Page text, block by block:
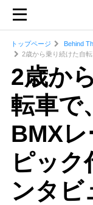
トップページ
Behind
2歳から乗り続けた自
2歳か
転車で
BMX
ピック
ンタビ